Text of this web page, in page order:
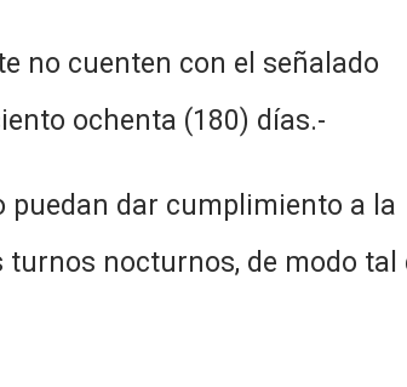
no cuenten con el señalado
ochenta (180) días.-
puedan dar cumplimiento a la
nocturnos, de modo tal